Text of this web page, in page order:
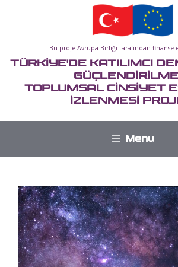
Bu proje Avrupa Birliği tarafından finanse
TÜRKİYE'DE KATILIMCI
TOPLUMSAL CİNSİYET
İZLENMESİ
Menu